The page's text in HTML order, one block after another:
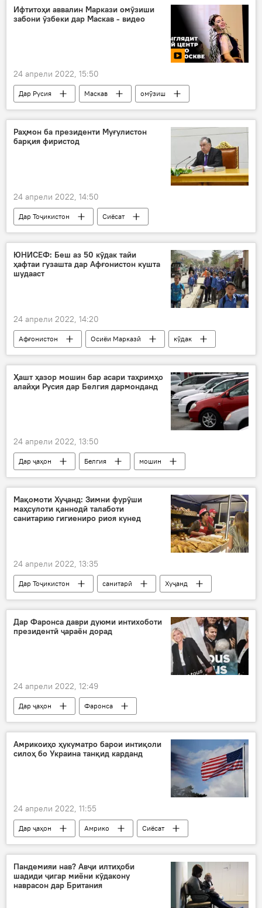
Ифтитоҳи аввалин Маркази омӯзиши
забони ӯзбеки дар Маскав - видео
24 апрели 2022, 15:50
Дар Русия Маскав
омӯзиш
забони узбекӣ
Видео
Раҳмон ба президенти Муғулистон
барқия фиристод
24 апрели 2022, 14:50
Дар Тоҷикистон
Сиёсат
Эмомалӣ Раҳмон
Муғулистон
барқия
ЮНИСЕФ: Беш аз 50 кӯдак тайи
ҳафтаи гузашта дар Афғонистон кушта
шудааст
24 апрели 2022, 14:20
Афғонистон Осиёи Марказӣ
кӯдак
кушта
захмӣ ЮНИСЕФ
Ҳашт ҳазор мошин бар асари таҳримҳо
алайҳи Русия дар Белгия дармонданд
24 апрели 2022, 13:50
Дар ҷаҳон Белгия
мошин
Иқтисод
Дар Русия
Мақомоти Хуҷанд: Зимни фурӯши
маҳсулоти қаннодӣ талаботи
санитарию гигиениро риоя кунед
24 апрели 2022, 13:35
Дар Тоҷикистон санитарӣ
Хуҷанд
мақомот
бозор
Дар Фаронса даври дуюми интихоботи
президентӣ ҷараён дорад
24 апрели 2022, 12:49
Дар ҷаҳон
Фаронса
Интихоботи президентӣ
Сиёсат
Амрикоиҳо ҳукуматро барои интиқоли
силоҳ бо Украина танқид карданд
24 апрели 2022, 11:55
Дар ҷаҳон Амрико
Сиёсат
Украина
Пандемияи нав? Авҷи илтиҳоби
шадиди ҷигар миёни кӯдакону
наврасон дар Британия